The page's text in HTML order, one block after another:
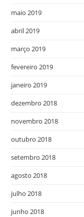
maio 2019
abril 2019
março 2019
fevereiro 2019
janeiro 2019
dezembro 2018
novembro 2018
outubro 2018
setembro 2018
agosto 2018
julho 2018
junho 2018